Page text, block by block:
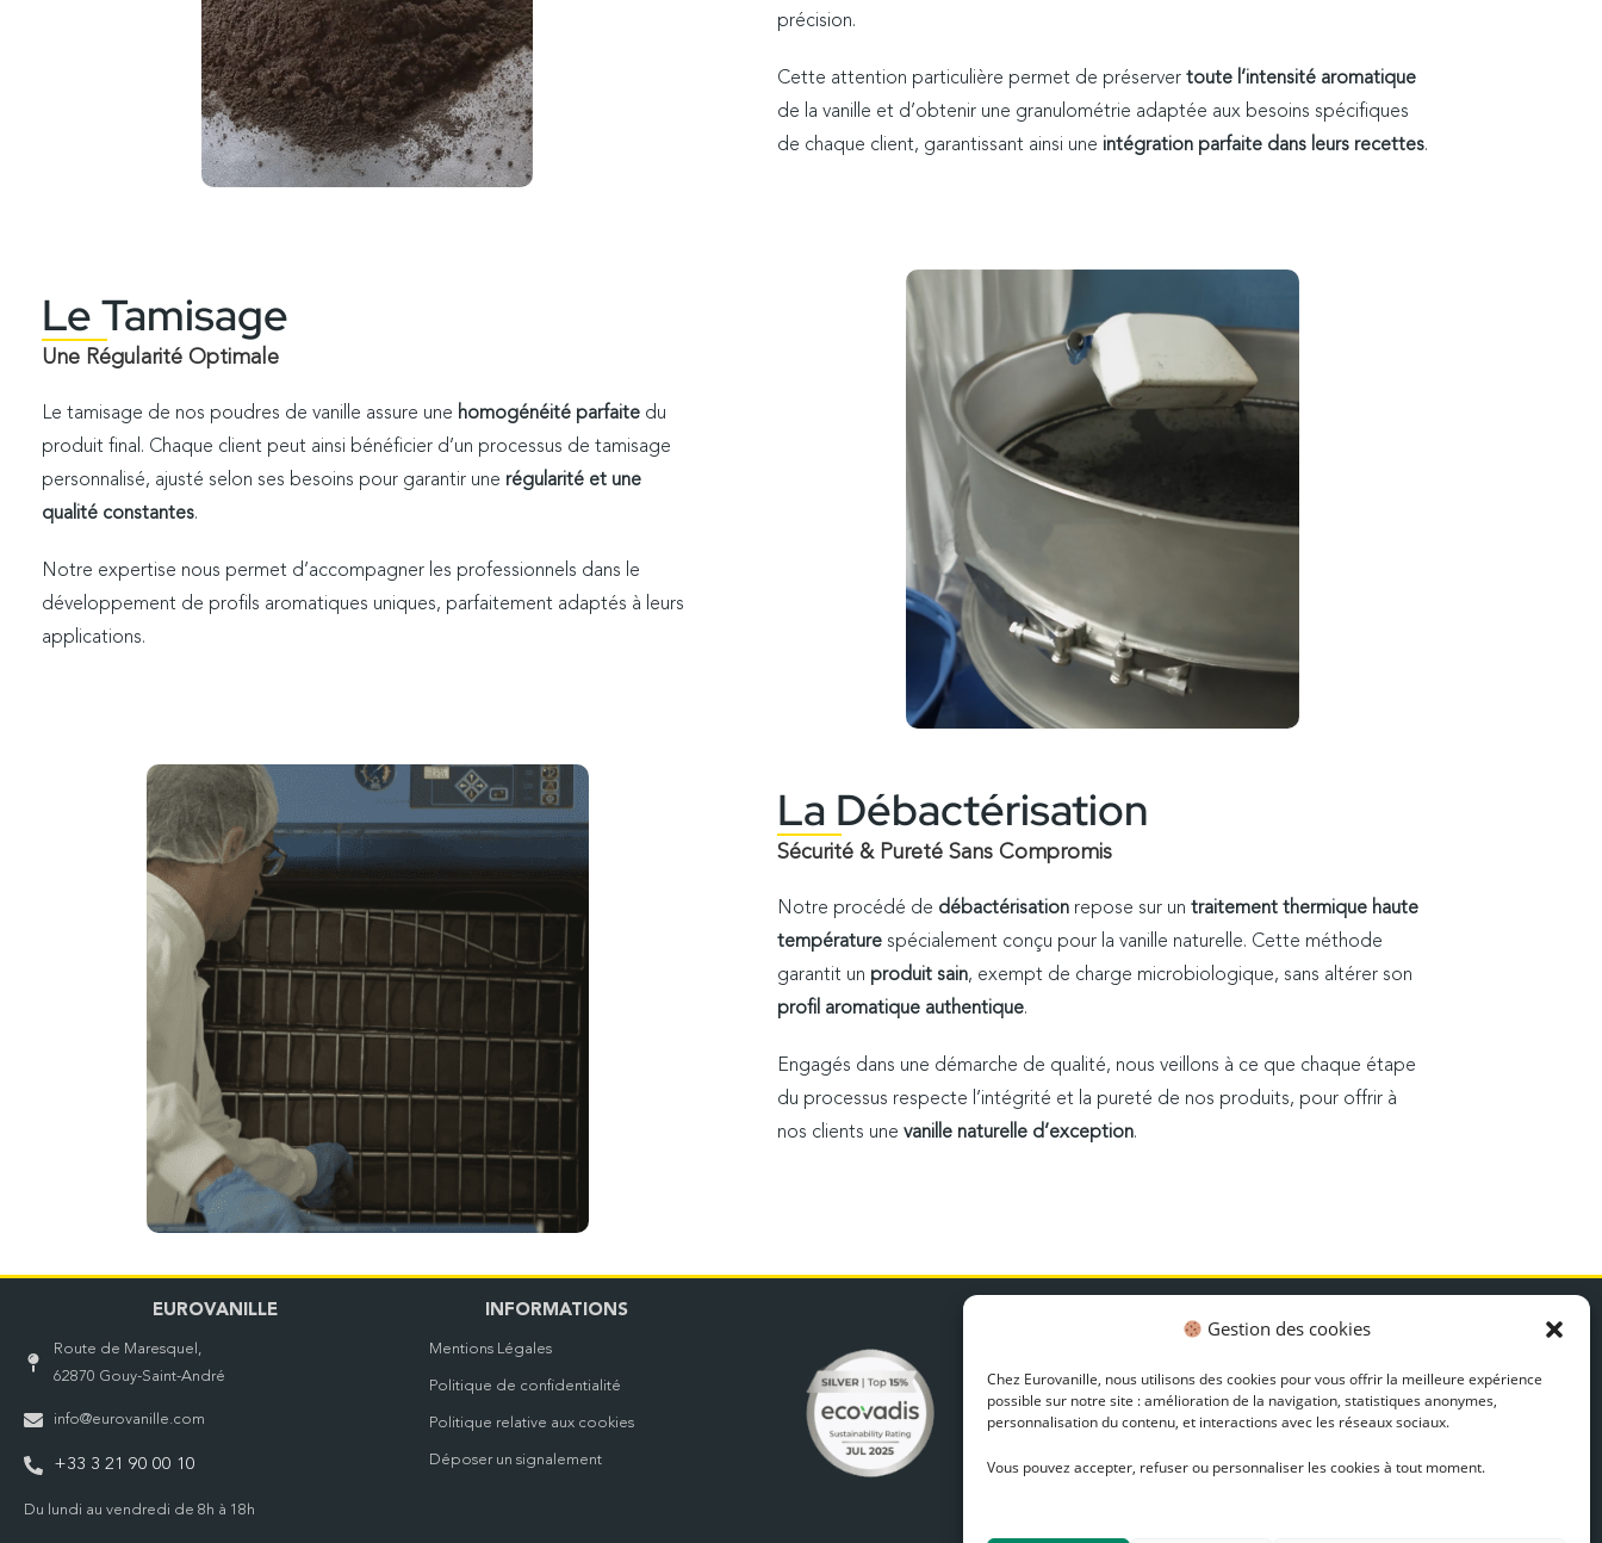
Gestion des cookies
Chez Eurovanille, nous utilisons des cookies pour vous offrir la meilleure expérience
possible sur notre site : amélioration de la navigation, statistiques anonymes,
personnalisation du contenu, et interactions avec les réseaux sociaux.
Vous pouvez accepter, refuser ou personnaliser les cookies à tout moment.
précision.
Cette attention particulière permet de préserver toute l’intensité aromatique
de la vanille et d’obtenir une granulométrie adaptée aux besoins spécifiques
de chaque client, garantissant ainsi une intégration parfaite dans leurs recettes.
Le Tamisage
Une Régularité Optimale
Le tamisage de nos poudres de vanille assure une homogénéité parfaite du
produit final. Chaque client peut ainsi bénéficier d’un processus de tamisage
personnalisé, ajusté selon ses besoins pour garantir une régularité et une
qualité constantes.
Notre expertise nous permet d’accompagner les professionnels dans le
développement de profils aromatiques uniques, parfaitement adaptés à leurs
applications.
La Débactérisation
Sécurité & Pureté Sans Compromis
Notre procédé de débactérisationrepose sur un traitement thermique haute
températurespécialement conçu pour la vanille naturelle. Cette méthode
garantit un produit sain, exempt de charge microbiologique, sans altérer son
profil aromatique authentique.
Engagés dans une démarche de qualité, nous veillons à ce que chaque étape
du processus respecte l’intégrité et la pureté de nos produits, pour offrir à
nos clients une vanille naturelle d’exception.
EUROVANILLE
Route de Maresquel,
62870 Gouy-Saint-André
info@eurovanille.com
+33 3 21 90 00 10
Du lundi au vendredi de 8h à 18h
INFORMATIONS
Mentions Légales
Politique de confidentialité
Politique relative aux cookies
Déposer un signalement
Découvrir